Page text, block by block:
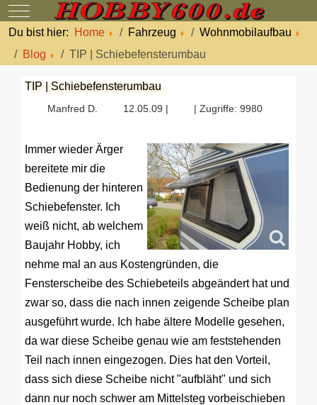
Mobile Menu Toggle
Du bist hier:
Home Fahrzeug
Wohnmobilaufbau
Blog
TIP | Schiebefensterumbau
TIP | Schiebefensterumbau
Manfred D. 12.05.09 | | Zugriffe: 9980
Immer wieder Ärger
bereitete mir die
Bedienung der hinteren
Schiebefenster. Ich
weiß nicht, ab welchem
Baujahr Hobby, ich
nehme mal an aus Kostengründen, die
Fensterscheibe des Schiebeteils abgeändert hat und
zwar so, dass die nach innen zeigende Scheibe plan
ausgeführt wurde. Ich habe ältere Modelle gesehen,
da war diese Scheibe genau wie am feststehenden
Teil nach innen eingezogen. Dies hat den Vorteil,
dass sich diese Scheibe nicht "aufbläht" und sich
dann nur noch schwer am Mittelsteg vorbeischieben